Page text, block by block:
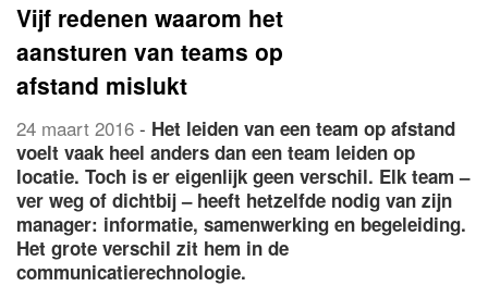
Vijf redenen waarom het
aansturen van teams op
afstand mislukt
24 maart 2016 - Het leiden van een team op afstand
voelt vaak heel anders dan een team leiden op
locatie. Toch is er eigenlijk geen verschil. Elk team –
ver weg of dichtbij – heeft hetzelfde nodig van zijn
manager: informatie, samenwerking en begeleiding.
Het grote verschil zit hem in de
communicatierechnologie.